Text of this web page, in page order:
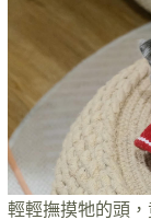
輕輕撫摸牠的頭